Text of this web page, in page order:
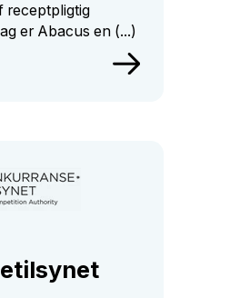
receptpligtig
er Abacus en (...)